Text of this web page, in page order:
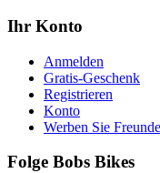
Ihr Konto
Anmelden
Gratis-Geschenk
Registrieren
Konto
Werben Sie Freunde
Folge Bobs Bikes